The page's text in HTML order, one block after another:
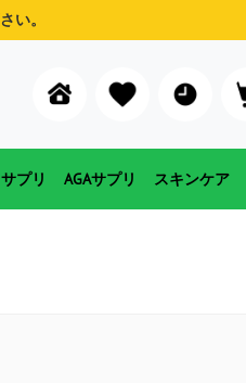
い。
プリ AGAサプリ スキンケア